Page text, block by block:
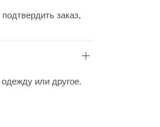
заказ,
или другое.